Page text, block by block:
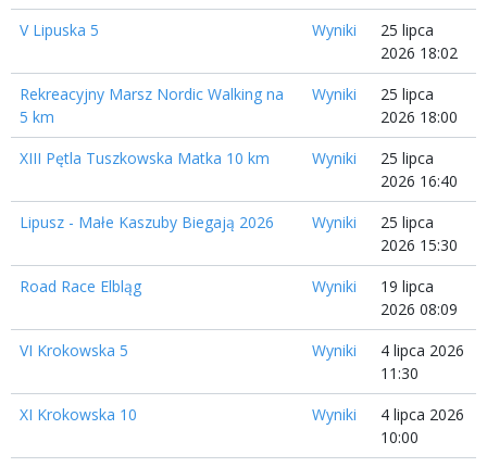
V Lipuska 5
Wyniki
25 lipca
2026 18:02
Rekreacyjny Marsz Nordic Walking na
5 km
Wyniki
25 lipca
2026 18:00
XIII Pętla Tuszkowska Matka 10 km
Wyniki
25 lipca
2026 16:40
Lipusz - Małe Kaszuby Biegają 2026
Wyniki
25 lipca
2026 15:30
Road Race Elbląg
Wyniki
19 lipca
2026 08:09
VI Krokowska 5
Wyniki
4 lipca 2026
11:30
XI Krokowska 10
Wyniki
4 lipca 2026
10:00